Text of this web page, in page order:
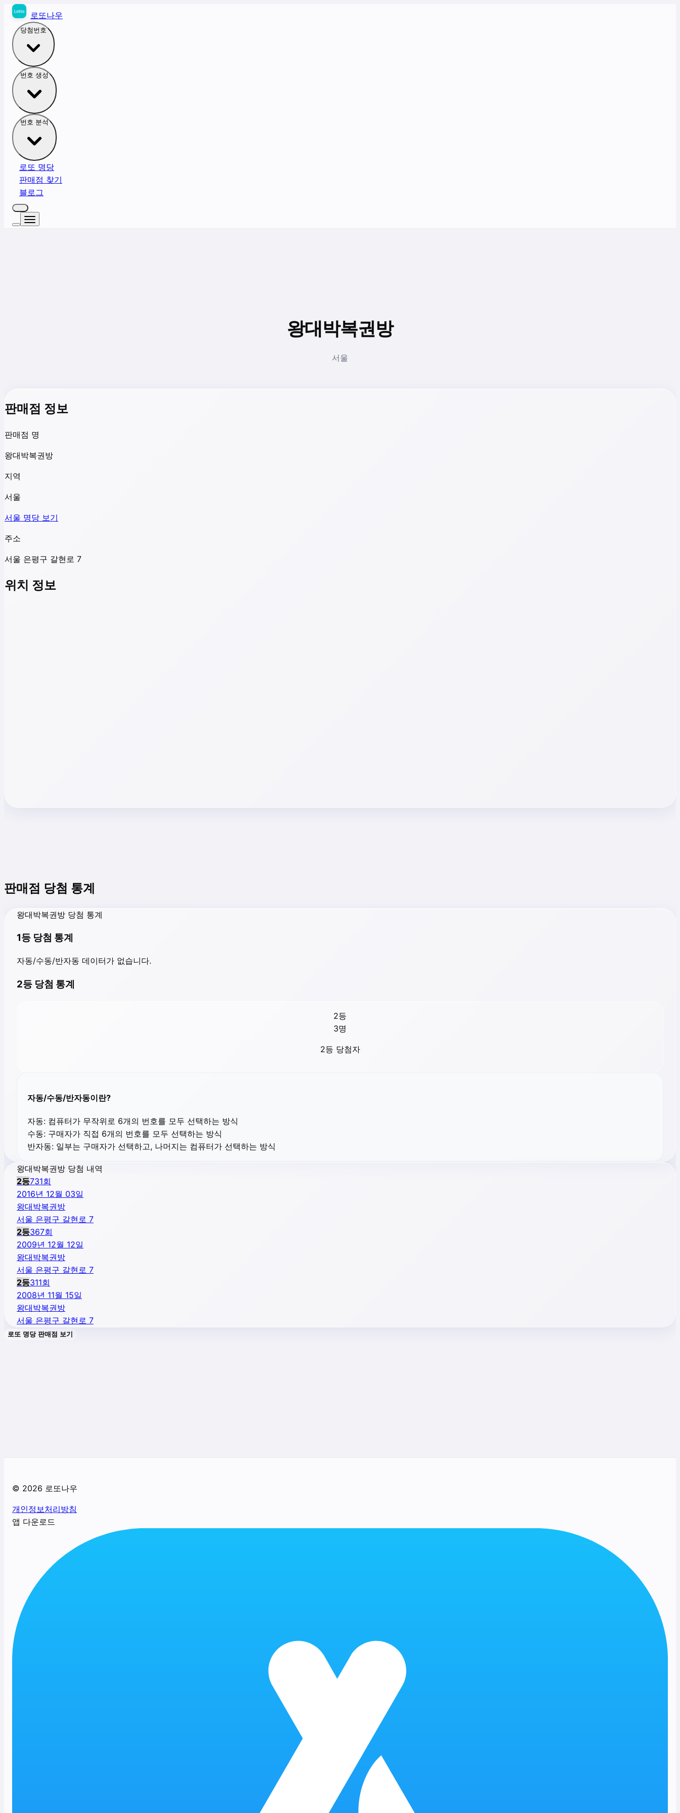
로또나우
당첨번호
번호 생성
번호 분석
로또 명당
판매점 찾기
블로그
왕대박복권방
서울
판매점 정보
판매점 명
왕대박복권방
지역
서울
서울 명당 보기
주소
서울 은평구 갈현로 7
위치 정보
판매점 당첨 통계
왕대박복권방 당첨 통계
1등 당첨 통계
자동/수동/반자동 데이터가 없습니다.
2등 당첨 통계
2등
3명
2등 당첨자
자동/수동/반자동이란?
자동: 컴퓨터가 무작위로 6개의 번호를 모두 선택하는 방식
수동: 구매자가 직접 6개의 번호를 모두 선택하는 방식
반자동: 일부는 구매자가 선택하고, 나머지는 컴퓨터가 선택하는 방식
왕대박복권방 당첨 내역
2등731회
2016년 12월 03일
왕대박복권방
서울 은평구 갈현로 7
2등367회
2009년 12월 12일
왕대박복권방
서울 은평구 갈현로 7
2등311회
2008년 11월 15일
왕대박복권방
서울 은평구 갈현로 7
로또 명당 판매점 보기
© 2026 로또나우
개인정보처리방침
앱 다운로드